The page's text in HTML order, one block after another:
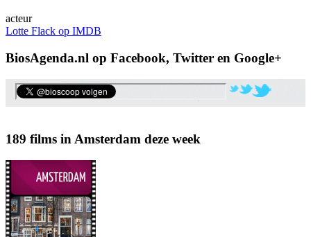
acteur
Lotte Flack op IMDB
BiosAgenda.nl op Facebook, Twitter en Google+
189 films in Amsterdam deze week